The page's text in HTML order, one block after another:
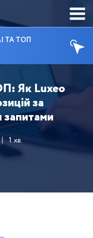
ТА ТОП
Як Luxeo
за
1 хв.